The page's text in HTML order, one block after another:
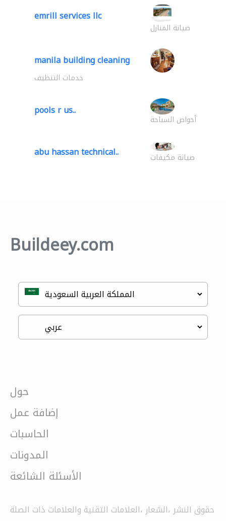
emrill services llc
صيانة المنازل
manila building cleaning
خدمات التنظيف
pools r us..
أحواض السباحة
abu hassan technical.. صيانة مكيفات
Buildeey.com
حول
إضافة عمل
الحاسبات
المدونات
الأسئلة الشائعة
حقوق النشر ،الشعار ،العلامات التقنية والعلامات ذات الصلة